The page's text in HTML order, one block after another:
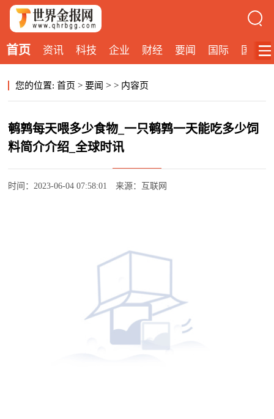
首页 资讯 科技 企业 财经 要闻 国际 国内
您的位置: 首页 > 要闻 > > 内容页
鹌鹑每天喂多少食物_一只鹌鹑一天能吃多少饲
料简介介绍_全球时讯
时间：2023-06-04 07:58:01 来源：互联网